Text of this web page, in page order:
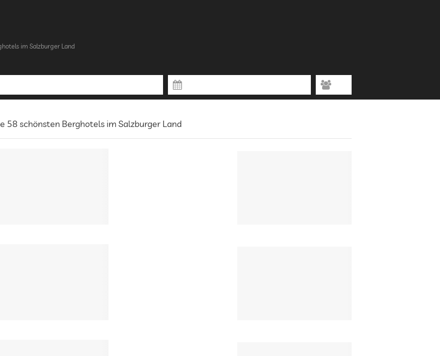
im Salzburger Land
58 schönsten Berghotels im Salzburger Land